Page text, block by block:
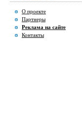
О проекте
Партнеры
Реклама на сайте
Контакты